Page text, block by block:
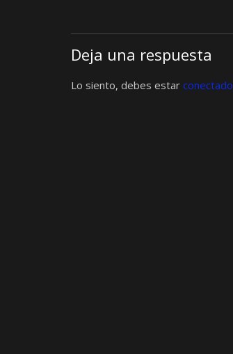
Deja una respuesta
Lo siento, debes estar conectado